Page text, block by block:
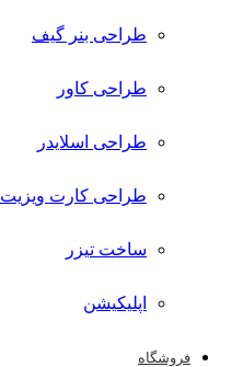
طراحی بنر گیف
طراحی کاور
طراحی اسلایدر
طراحی کارت ویزیت
ساخت تیزر
اپلیکیشن
فروشگاه